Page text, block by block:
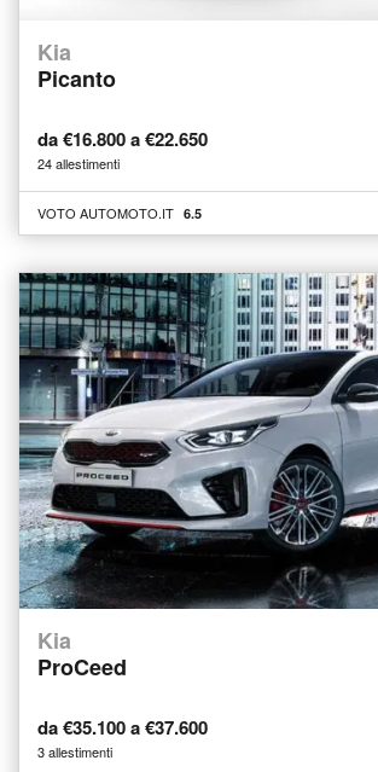
Kia
Picanto
da €16.800 a €22.650
24 allestimenti
VOTO AUTOMOTO.IT 6.5
Kia
ProCeed
da €35.100 a €37.600
3 allestimenti